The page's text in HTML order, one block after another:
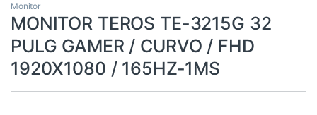
Monitor
MONITOR TEROS TE-3215G 32
PULG GAMER / CURVO / FHD
1920X1080 / 165HZ-1MS